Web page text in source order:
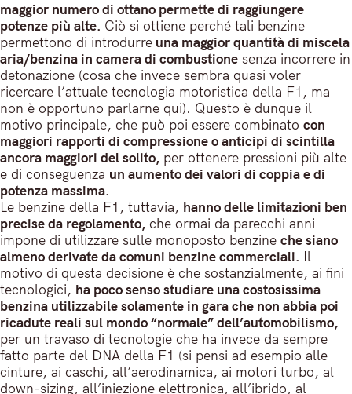
maggior numero di ottano permette di raggiungere
potenze più alte. Ciò si ottiene perché tali benzine
permettono di introdurre una maggior quantità di miscela
aria/benzina in camera di combustione senza incorrere in
detonazione (cosa che invece sembra quasi voler
ricercare l’attuale tecnologia motoristica della F1, ma
non è opportuno parlarne qui). Questo è dunque il
motivo principale, che può poi essere combinato con
maggiori rapporti di compressione o anticipi di scintilla
ancora maggiori del solito, per ottenere pressioni più alte
e di conseguenza un aumento dei valori di coppia e di
potenza massima.
Le benzine della F1, tuttavia, hanno delle limitazioni ben
precise da regolamento, che ormai da parecchi anni
impone di utilizzare sulle monoposto benzine che siano
almeno derivate da comuni benzine commerciali. Il
motivo di questa decisione è che sostanzialmente, ai fini
tecnologici, ha poco senso studiare una costosissima
benzina utilizzabile solamente in gara che non abbia poi
ricadute reali sul mondo “normale” dell’automobilismo,
per un travaso di tecnologie che ha invece da sempre
fatto parte del DNA della F1 (si pensi ad esempio alle
cinture, ai caschi, all’aerodinamica, ai motori turbo, al
down-sizing, all’iniezione elettronica, all’ibrido, al